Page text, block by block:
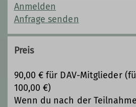
Anmelden
Anfrage senden
Preis
90,00 € für DAV-Mitglieder
100,00 €)
Wenn du nach der